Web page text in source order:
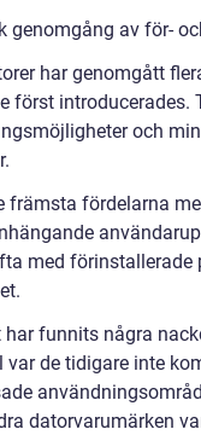
genomgång av för-
har genomgått
först introducerades.
och
främsta fördelarna
med
har funnits några
var de tidigare inte
datorvarumärken